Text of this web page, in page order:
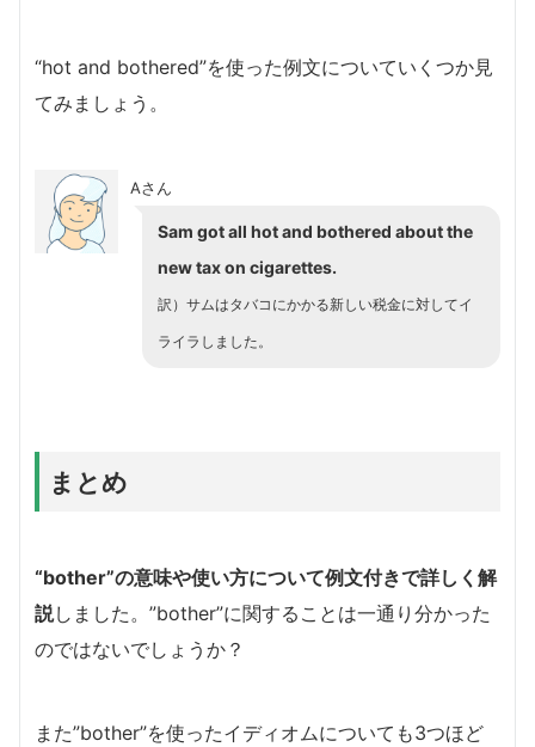
“hot and bothered”を使った例文についていくつか見
てみましょう。
Aさん
Sam got all hot and bothered about the
new tax on cigarettes.
訳）サムはタバコにかかる新しい税金に対してイ
ライラしました。
まとめ
“bother”の意味や使い方について例文付きで詳しく解
説しました。”bother”に関することは一通り分かった
のではないでしょうか？
また”bother”を使ったイディオムについても3つほど